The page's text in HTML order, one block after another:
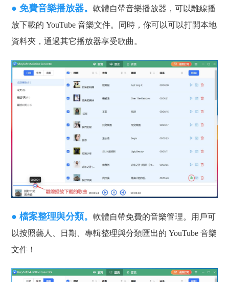
● 免費音樂播放器。軟體自帶音樂播放器，可以離線播
放下載的 YouTube 音樂文件。同時，你可以可以打開本地
資料夾，通過其它播放器享受歌曲。
● 檔案整理與分類。軟體自帶免費的音樂管理。用戶可
以按照藝人、日期、專輯整理與分類匯出的 YouTube 音樂
文件！